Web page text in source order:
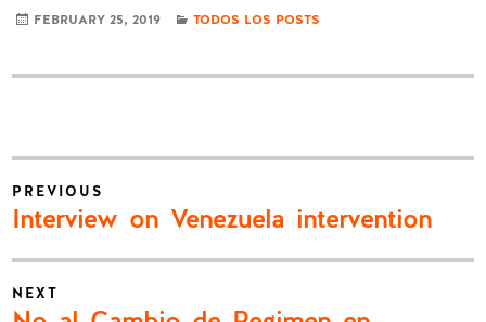
FEBRUARY 25, 2019 CATEGORIES
TODOS LOS POSTS
Post
navigation
PREVIOUS
Previous
Interview on Venezuela intervention
NEXT
Next